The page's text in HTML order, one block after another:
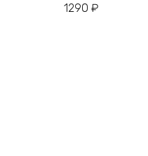
1290 ₽